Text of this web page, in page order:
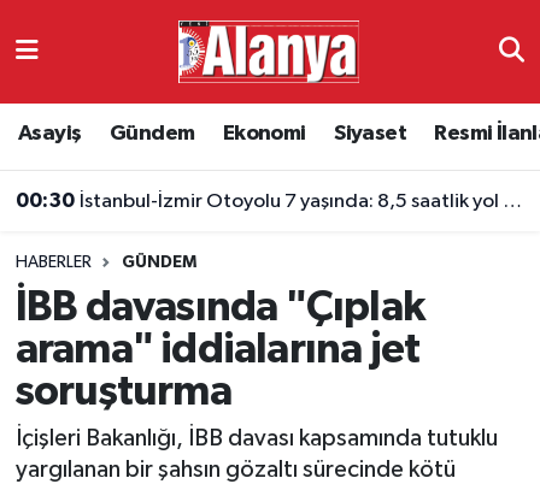
Asayiş Gündem Ekonomi Siyaset Resmi
00:30 İstanbul-İzmir Otoyolu 7 yaşında: 8,5 saatlik yol 3,5 saate indi
HABERLER GÜNDEM
İBB davasında "Çıplak
arama" iddialarına jet
soruşturma
İçişleri Bakanlığı, İBB davası kapsamında tutuklu
yargılanan bir şahsın gözaltı sürecinde kötü
Ekonomi
Resmi İlanlar
Alanyaspor
Turizm
Antalya Namaz Vakitleri
Süper Lig Puan Durumu ve Fikstür
Tüm Manşetler
Son Dakika Haberleri